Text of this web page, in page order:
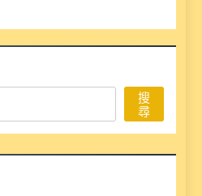
搜
尋